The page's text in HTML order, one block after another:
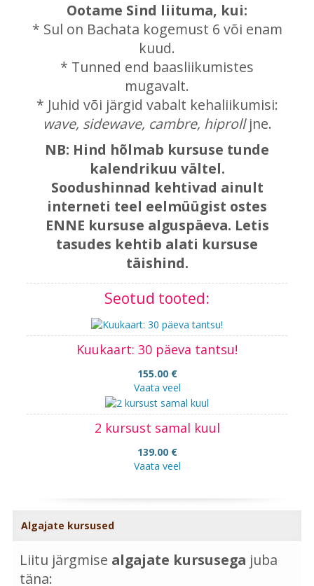
Ootame Sind liituma, kui:
* Sul on Bachata kogemust 6 või enam
kuud.
* Tunned end baasliikumistes
mugavalt.
* Juhid või järgid vabalt kehaliikumisi:
wave, sidewave, cambre, hiprolljne.
NB: Hind hõlmab kursuse tunde
kalendrikuu vältel.
Soodushinnad kehtivad ainult
interneti teel eelmüügist ostes
ENNE kursuse alguspäeva. Letis
tasudes kehtib alati kursuse
täishind.
Seotud tooted:
Kuukaart: 30 päeva tantsu!
155.00 €
Vaata veel
2 kursust samal kuul
139.00 €
Vaata veel
Algajate kursused
Liitu järgmise algajate kursusega juba
täna: